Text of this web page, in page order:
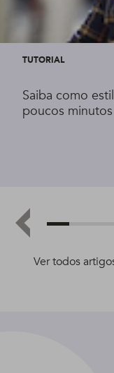
Ver todos
TUTORIAL
Saiba como
poucos minutos